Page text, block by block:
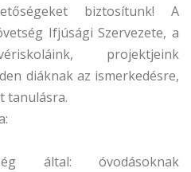
biztosítunk! A
Ifjúsági Szervezete, a
projektjeink
diáknak az ismerkedésre,
tanulásra.
által: óvodásoknak